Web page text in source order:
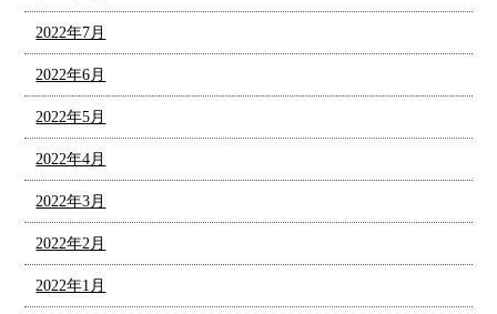
2022年7月
2022年6月
2022年5月
2022年4月
2022年3月
2022年2月
2022年1月